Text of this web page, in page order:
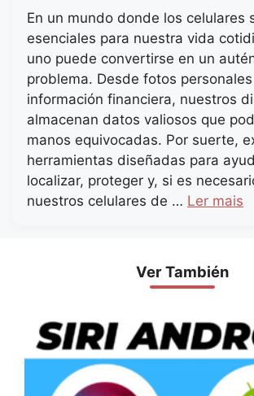
En un mundo donde los celulares
esenciales para nuestra vida
uno puede convertirse en un
problema. Desde fotos
información financiera, nuestros
almacenan datos valiosos que
manos equivocadas. Por suerte,
herramientas diseñadas para
localizar, proteger y, si es
nuestros celulares de … Ler mais
Ver También